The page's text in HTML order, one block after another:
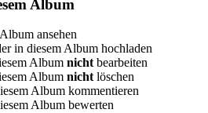
Album
ansehen
in diesem Album hochladen
Album nicht bearbeiten
Album nicht löschen
Album kommentieren
Album bewerten